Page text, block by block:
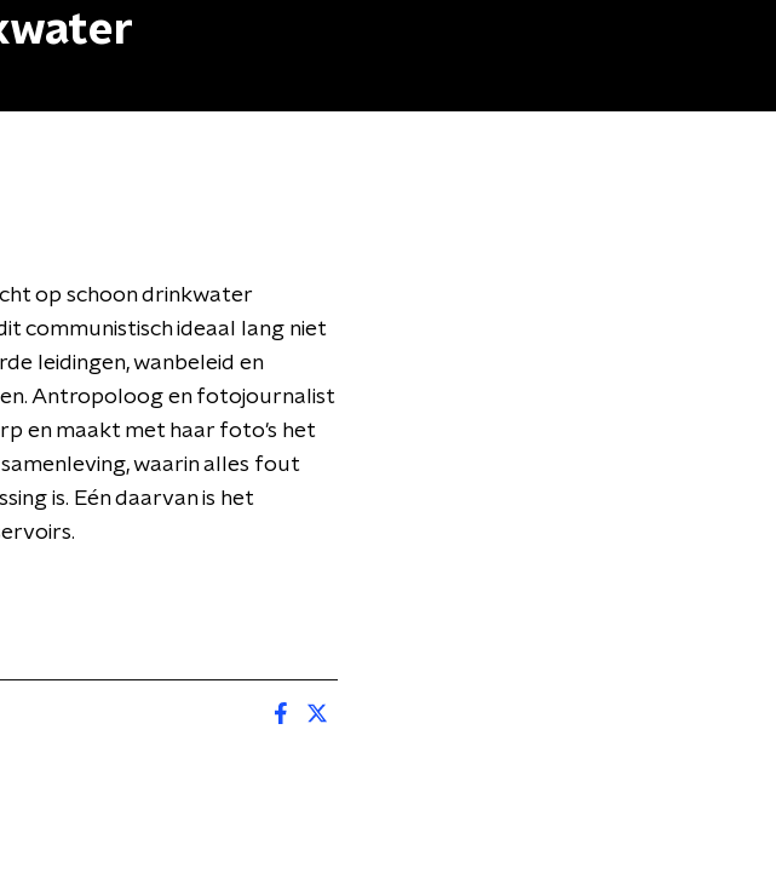
op schoon drinkwater
communistisch ideaal lang niet
leidingen, wanbeleid en
Antropoloog en fotojournalist
en maakt met haar foto's het
waarin alles fout
is. Eén daarvan is het